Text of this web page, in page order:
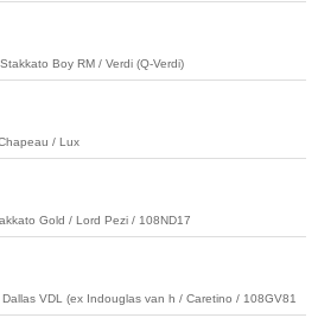
Boy RM / Verdi (Q-Verdi)
/ Lux
Gold / Lord Pezi / 108ND17
VDL (ex Indouglas van h / Caretino / 108GV81